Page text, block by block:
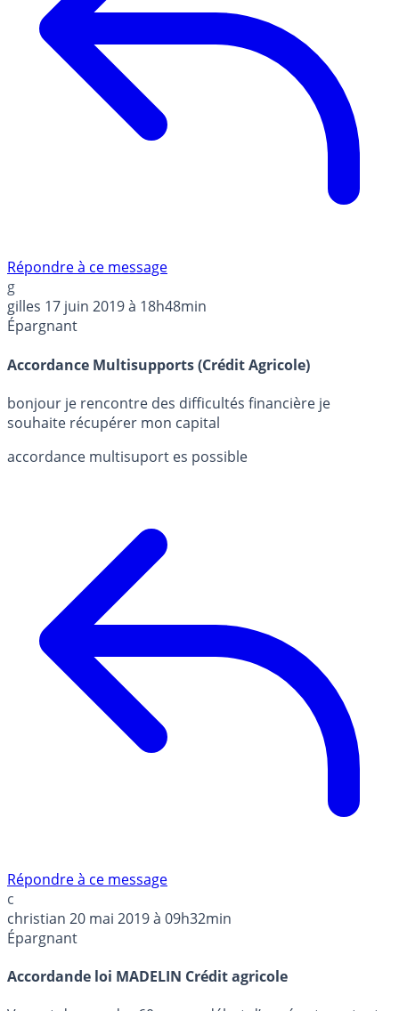
Répondre à ce message
g
gilles 17 juin 2019 à 18h48min
Épargnant
Accordance Multisupports (Crédit Agricole)
bonjour je rencontre des difficultés financière je
souhaite récupérer mon capital
accordance multisuport es possible
Répondre à ce message
c
christian 20 mai 2019 à 09h32min
Épargnant
Accordande loi MADELIN Crédit agricole